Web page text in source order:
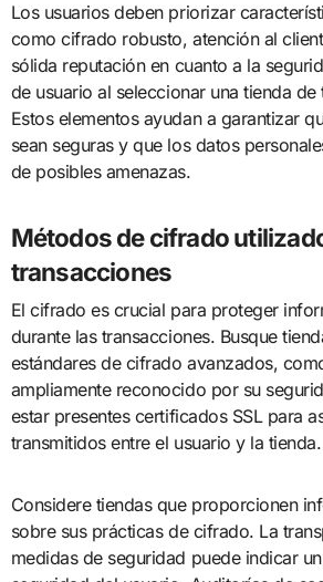
Los usuarios deben priorizar
como cifrado robusto, atención al
sólida reputación en cuanto a la
de usuario al seleccionar una tienda
Estos elementos ayudan a garantizar
sean seguras y que los datos
de posibles amenazas.
Métodos de cifrado
transacciones
El cifrado es crucial para proteger
durante las transacciones. Busque
estándares de cifrado avanzados,
ampliamente reconocido por su
estar presentes certificados SSL para
transmitidos entre el usuario y la tienda.
Considere tiendas que proporcionen
sobre sus prácticas de cifrado. La
medidas de seguridad puede indicar